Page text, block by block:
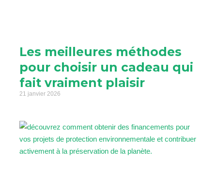
Les meilleures méthodes
pour choisir un cadeau qui
fait vraiment plaisir
21 janvier 2026